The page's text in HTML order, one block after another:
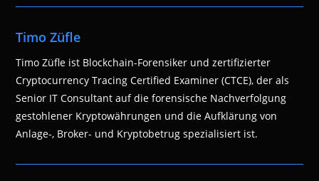
Timo Züfle
Timo Züfle ist Blockchain-Forensiker und zertifizierter
Cryptocurrency Tracing Certified Examiner (CTCE), der als
Senior IT Consultant auf die forensische Nachverfolgung
gestohlener Kryptowährungen und die Aufklärung von
Anlage-, Broker- und Kryptobetrug spezialisiert ist.